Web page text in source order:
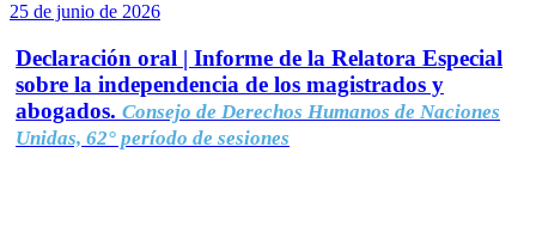
25 de junio de 2026
Declaración oral | Informe de la Relatora Especial
sobre la independencia de los magistrados y
abogados. Consejo de Derechos Humanos de Naciones
Unidas, 62° período de sesiones